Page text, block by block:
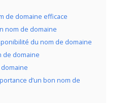
de domaine efficace
nom de domaine
du nom de domaine
de domaine
d’un bon nom de